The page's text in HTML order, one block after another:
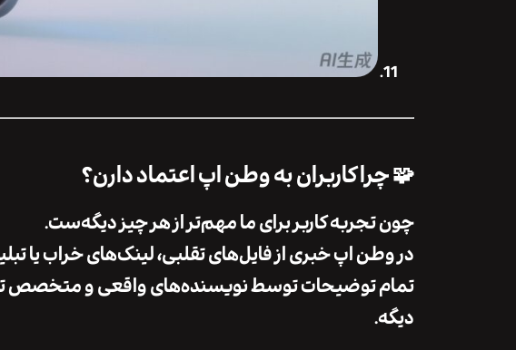
🧩 چرا کاربران به وطن اپ اعتماد دارن؟
چون تجربه کاربر برای ما مهم‌تر از هر چیز دیگه‌ست.
در وطن اپ خبری از فایل‌های تقلبی، لینک‌های خراب یا
تمام توضیحات توسط نویسنده‌های واقعی و متخصص
دیگه.